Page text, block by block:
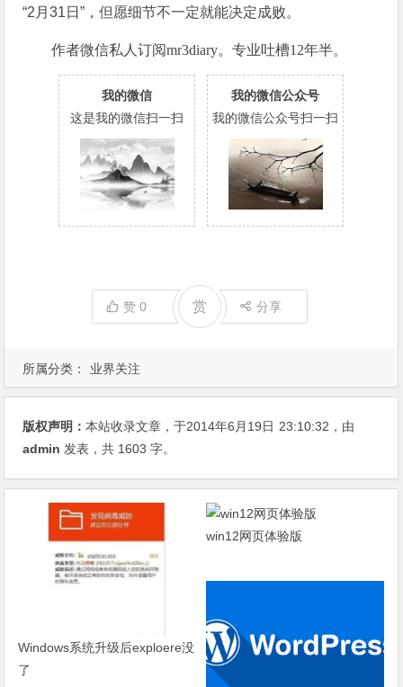
所属分类： 业界关注
“2月31日”，但愿细节不一定就能决定成败。
作者微信私人订阅mr3diary。专业吐槽12年半。
我的微信
这是我的微信扫一扫
我的微信公众号
我的微信公众号扫一扫
赞0 赏 分享
版权声明：本站收录文章，于2014年6月19日 23:10:32 ，由
admin 发表，共 1603 字。
Windows系统升级后exploere没
了
win12网页体验版